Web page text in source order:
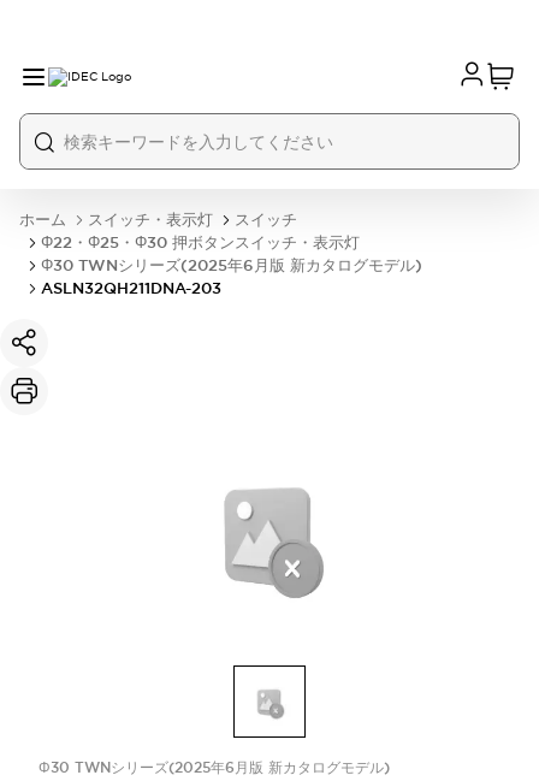
ホーム スイッチ・表示灯
スイッチ
Φ22・Φ25・Φ30 押ボタンスイッチ・表示灯
Φ30 TWNシリーズ(2025年6月版 新カタログモデル)
ASLN32QH211DNA-203
Φ30 TWNシリーズ(2025年6月版 新カタログモデル)